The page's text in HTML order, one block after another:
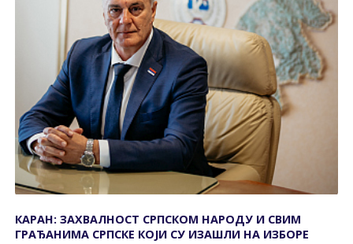
КАРАН: ЗАХВАЛНОСТ СРПСКОМ НАРОДУ И СВИМ
ГРАЂАНИМА СРПСКЕ КОЈИ СУ ИЗАШЛИ НА ИЗБОРЕ